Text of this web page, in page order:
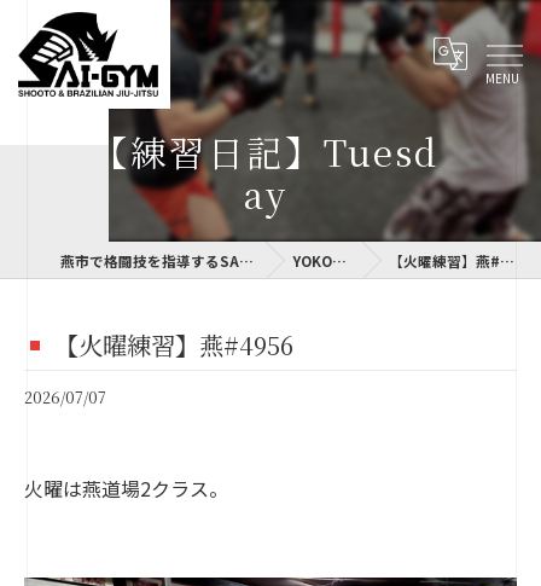
【練習日記】Tuesd
ay
燕市で格闘技を指導するSAI-GYM YOKOLOG 【火曜練習】燕#4956
【火曜練習】燕#4956
2026/07/07
火曜は燕道場2クラス。